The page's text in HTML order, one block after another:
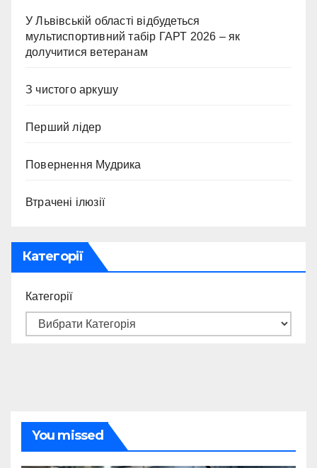
У Львівській області відбудеться
мультиспортивний табір ГАРТ 2026 – як
долучитися ветеранам
З чистого аркушу
Перший лідер
Повернення Мудрика
Втрачені ілюзії
Категорії
Категорії
You missed